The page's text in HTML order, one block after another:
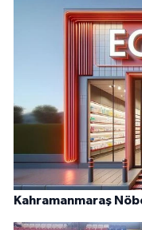
Kahramanmaraş